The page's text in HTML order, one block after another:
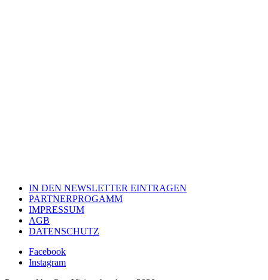
IN DEN NEWSLETTER EINTRAGEN
PARTNERPROGAMM
IMPRESSUM
AGB
DATENSCHUTZ
Facebook
Instagram